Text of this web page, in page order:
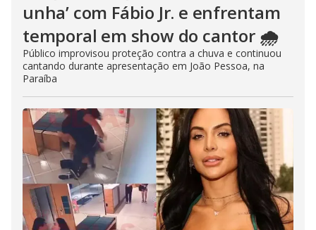
unha’ com Fábio Jr. e enfrentam
temporal em show do cantor 🌧️
Público improvisou proteção contra a chuva e continuou
cantando durante apresentação em João Pessoa, na
Paraíba